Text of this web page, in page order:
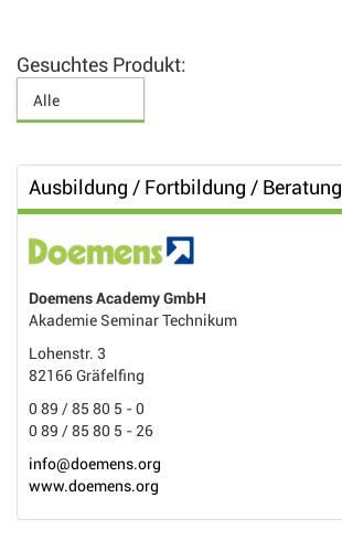
Gesuchtes Produkt:
Ausbildung / Fortbildung / Beratung
Doemens Academy GmbH
Akademie Seminar Technikum
Lohenstr. 3
82166 Gräfelfing
0 89 / 85 80 5 - 0
0 89 / 85 80 5 - 26
info@doemens.org
www.doemens.org